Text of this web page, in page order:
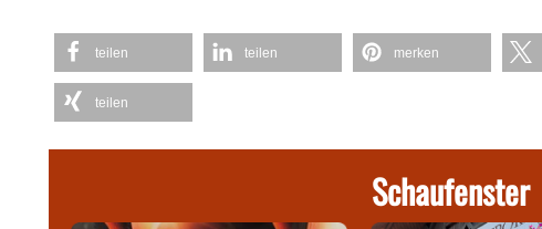
teilen teilen merken
teilen
Schaufenster